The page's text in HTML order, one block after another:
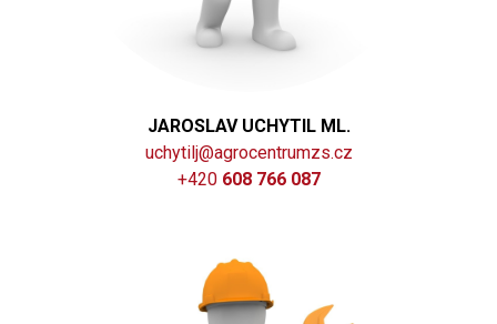
JAROSLAV UCHYTIL ML.
uchytilj@agrocentrumzs.cz
+420 608 766 087